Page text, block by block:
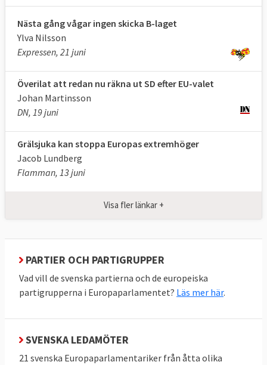
Nästa gång vågar ingen skicka B-laget
Ylva Nilsson
Expressen, 21 juni
Överilat att redan nu räkna ut SD efter EU-valet
Johan Martinsson
DN, 19 juni
Grälsjuka kan stoppa Europas extremhöger
Jacob Lundberg
Flamman, 13 juni
Visa fler länkar +
PARTIER OCH PARTIGRUPPER
Vad vill de svenska partierna och de europeiska
partigrupperna i Europaparlamentet? Läs mer här.
SVENSKA LEDAMÖTER
21 svenska Europaparlamentariker från åtta olika